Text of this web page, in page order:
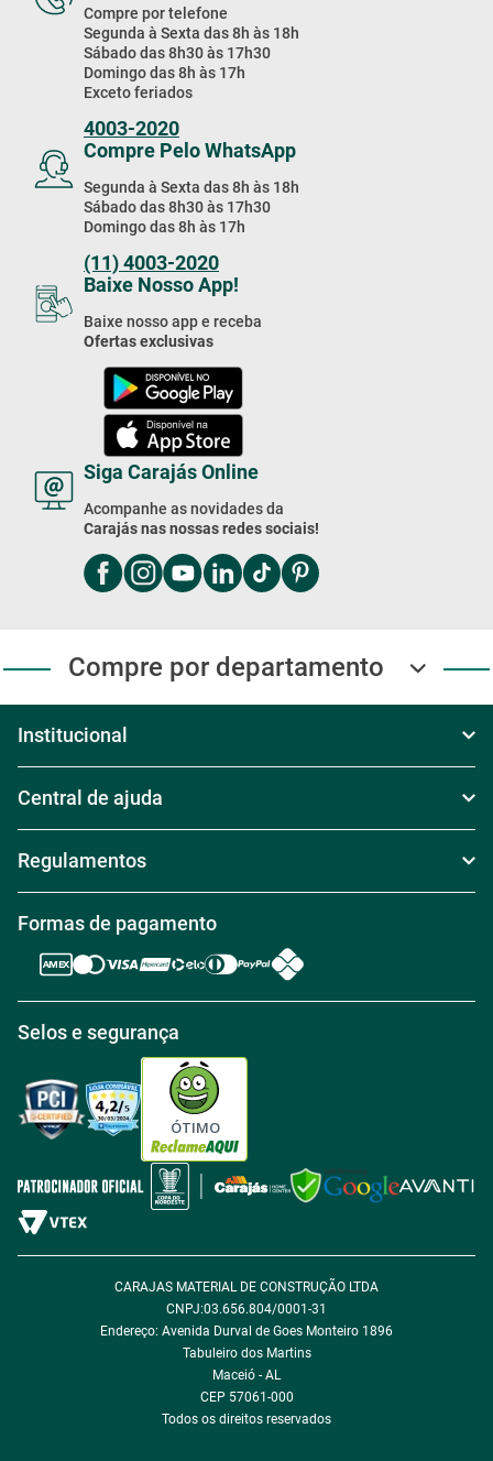
Compre por telefone
Segunda à Sexta das 8h às 18h
Sábado das 8h30 às 17h30
Domingo das 8h às 17h
Exceto feriados
4003-2020
Compre Pelo WhatsApp
Segunda à Sexta das 8h às 18h
Sábado das 8h30 às 17h30
Domingo das 8h às 17h
(11) 4003-2020
Baixe Nosso App!
Baixe nosso app e receba
Ofertas exclusivas
Siga Carajás Online
Acompanhe as novidades da
Carajás nas nossas redes sociais!
Compre por departamento
Institucional
Televendas
Nossas Lojas
Trabalhe conosco
Central de atendimento
Central de ajuda
Política de Troca
Política de Reembolso
Política de Entrega
Política de Privacidade
Política de Cookie
Política de Desconto
Fale com encarregado de dados
Regulamentos
Regras de Desconto
Regulamento Aniversário Premiado
Formas de pagamento
Selos e segurança
ÓTIMO
CARAJAS MATERIAL DE CONSTRUÇÃO LTDA
CNPJ:03.656.804/0001-31
Endereço: Avenida Durval de Goes Monteiro 1896
Tabuleiro dos Martins
Maceió - AL
CEP 57061-000
Todos os direitos reservados